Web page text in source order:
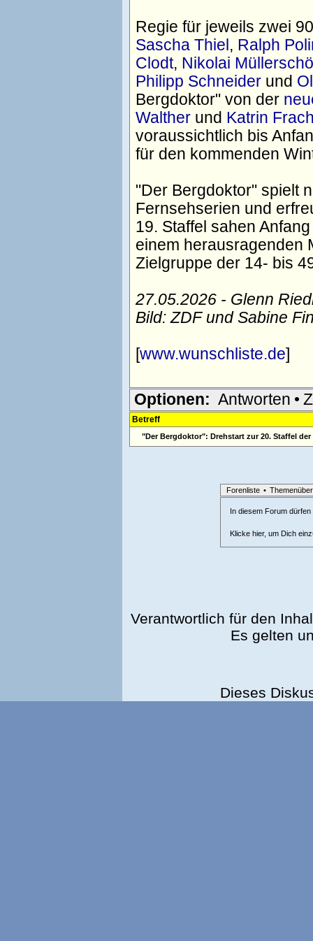
Regie für jeweils zwei
Sascha Thiel , Ralph
Clodt, Nikolai
Philipp Schneider und
Bergdoktor" von der
Walther und Katrin
voraussichtlich bis
für den kommenden
"Der Bergdoktor" spielt
Fernsehserien und
19. Staffel sahen
einem herausragenden
Zielgruppe der 14- bis
27.05.2026 - Glenn
Bild: ZDF und Sabine
[www.wunschliste.de]
Optionen: Antworten •
Betreff
"Der Bergdoktor": Drehstart zur 20. Staffel der
Forenliste •
In diesem Forum
Klicke hier, um Dich
Verantwortlich für den
Es gelten
Dieses